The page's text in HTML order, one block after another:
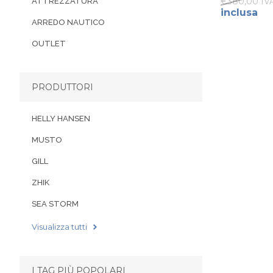
inclusa
ARREDO NAUTICO
OUTLET
PRODUTTORI
HELLY HANSEN
MUSTO
GILL
ZHIK
SEA STORM
Visualizza tutti
I TAG PIÙ POPOLARI